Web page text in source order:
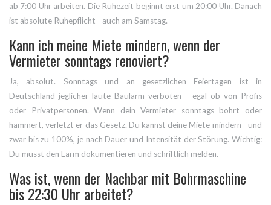
ab 7:00 Uhr arbeiten. Die Ruhezeit beginnt erst um 20:00 Uhr. Danach
ist absolute Ruhepflicht - auch am Samstag.
Kann ich meine Miete mindern, wenn der
Vermieter sonntags renoviert?
Ja, absolut. Sonntags und an gesetzlichen Feiertagen ist in
Deutschland jeglicher laute Baulärm verboten - egal ob von Profis
oder Privatpersonen. Wenn dein Vermieter sonntags bohrt oder
hämmert, verletzt er das Gesetz. Du kannst deine Miete mindern - und
zwar bis zu 100%, je nach Dauer und Intensität der Störung. Wichtig:
Du musst den Lärm dokumentieren und schriftlich melden.
Was ist, wenn der Nachbar mit Bohrmaschine
bis 22:30 Uhr arbeitet?